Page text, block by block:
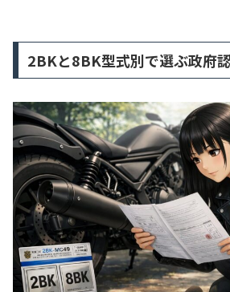
2BKと8BK型式別で選ぶ政府